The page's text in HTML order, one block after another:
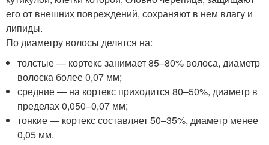
его от внешних повреждений, сохраняют в нем влагу и
липиды.
По диаметру волосы делятся на:
толстые — кортекс занимает 85–80% волоса, диаметр
волоска более 0,07 мм;
средние — на кортекс приходится 80–50%, диаметр в
пределах 0,050–0,07 мм;
тонкие — кортекс составляет 50–35%, диаметр менее
0,05 мм.